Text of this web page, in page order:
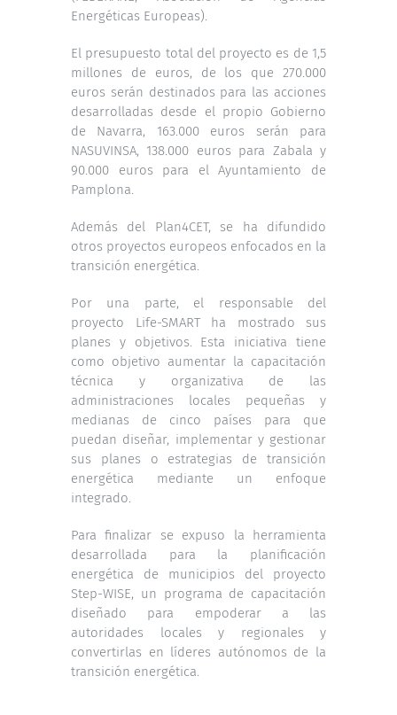
Energéticas Europeas).
El presupuesto total del proyecto es de 1,5
millones de euros, de los que 270.000
euros serán destinados para las acciones
desarrolladas desde el propio Gobierno
de Navarra, 163.000 euros serán para
NASUVINSA, 138.000 euros para Zabala y
90.000 euros para el Ayuntamiento de
Pamplona.
Además del Plan4CET, se ha difundido
otros proyectos europeos enfocados en la
transición energética.
Por una parte, el responsable del
proyecto Life-SMART ha mostrado sus
planes y objetivos. Esta iniciativa tiene
como objetivo aumentar la capacitación
técnica y organizativa de las
administraciones locales pequeñas y
medianas de cinco países para que
puedan diseñar, implementar y gestionar
sus planes o estrategias de transición
energética mediante un enfoque
integrado.
Para finalizar se expuso la herramienta
desarrollada para la planificación
energética de municipios del proyecto
Step-WISE, un programa de capacitación
diseñado para empoderar a las
autoridades locales y regionales y
convertirlas en líderes autónomos de la
transición energética.